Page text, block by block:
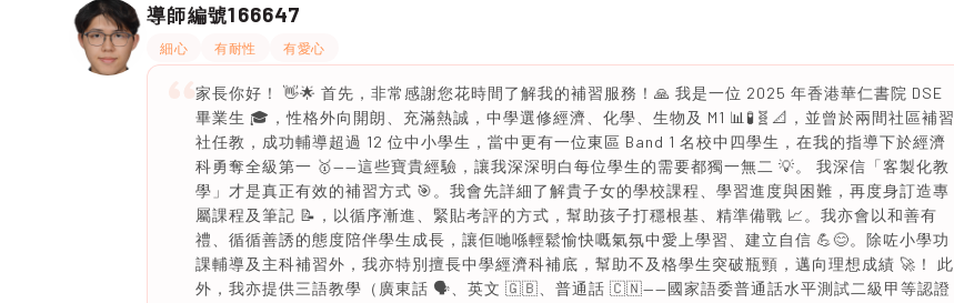
導師編號166647
細心 有耐性 有愛心
家長你好！ 👋🌟 首先，非常感謝您花時間了解我的補習服務！🙏 我是一位 2025 年香港華仁書院 DSE
畢業生 🎓，性格外向開朗、充滿熱誠，中學選修經濟、化學、生物及 M1 📊🧪🧬📐，並曾於兩間社區補習
社任教，成功輔導超過 12 位中小學生，當中更有一位東區 Band 1 名校中四學生，在我的指導下於經濟
科勇奪全級第一 🥇——這些寶貴經驗，讓我深深明白每位學生的需要都獨一無二 💡。 我深信「客製化教
學」才是真正有效的補習方式 🎯。我會先詳細了解貴子女的學校課程、學習進度與困難，再度身訂造專
屬課程及筆記 📝，以循序漸進、緊貼考評的方式，幫助孩子打穩根基、精準備戰 📈。我亦會以和善有
禮、循循善誘的態度陪伴學生成長，讓佢哋喺輕鬆愉快嘅氣氛中愛上學習、建立自信 💪😊。除咗小學功
課輔導及主科補習外，我亦特別擅長中學經濟科補底，幫助不及格學生突破瓶頸，邁向理想成績 🚀！ 此
外，我亦提供三語教學（廣東話 🗣️、英文 🇬🇧、普通話 🇨🇳——國家語委普通話水平測試二級甲等認證